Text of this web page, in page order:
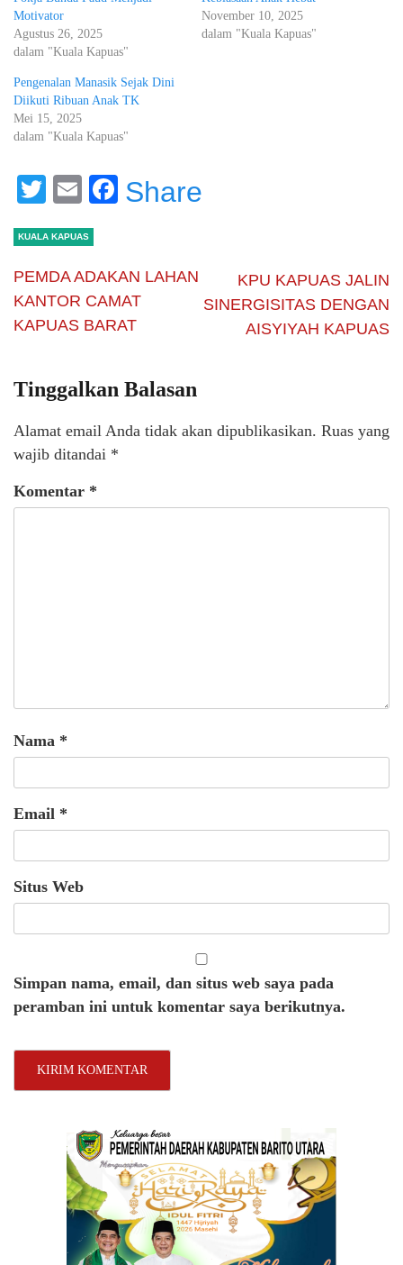
Motivator
Agustus 26, 2025
dalam "Kuala Kapuas"
November 10, 2025
dalam "Kuala Kapuas"
Pengenalan Manasik Sejak Dini
Diikuti Ribuan Anak TK
Mei 15, 2025
dalam "Kuala Kapuas"
Twitter
EmailFacebook
Share
KUALA KAPUAS
PEMDA ADAKAN LAHAN
KANTOR CAMAT
KAPUAS BARAT
KPU KAPUAS JALIN
SINERGISITAS DENGAN
AISYIYAH KAPUAS
Tinggalkan Balasan
Alamat email Anda tidak akan dipublikasikan. Ruas yang
wajib ditandai *
Komentar *
Nama *
Email *
Situs Web
Simpan nama, email, dan situs web saya pada
peramban ini untuk komentar saya berikutnya.